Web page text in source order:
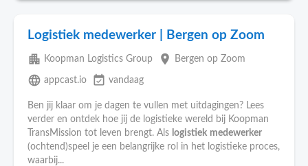
Logistiek medewerker | Bergen op Zoom
apartment Koopman Logistics Group place Bergen op Zoom
language appcast.io event_available vandaag
Ben jij klaar om je dagen te vullen met uitdagingen? Lees
verder en ontdek hoe jij de logistieke wereld bij Koopman
TransMission tot leven brengt. Als logistiek medewerker
(ochtend)speel je een belangrijke rol in het logistieke proces,
waarbij...